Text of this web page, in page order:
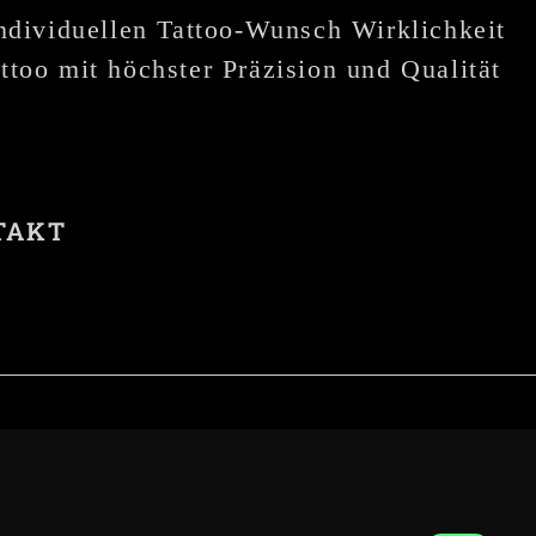
Tattoo-Wunsch Wirklichkeit
mit höchster Präzision und Qualität